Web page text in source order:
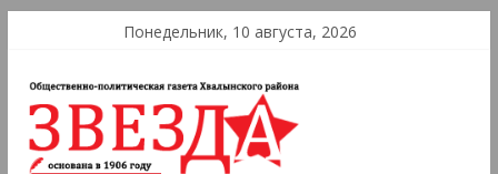
Понедельник, 10 августа, 2026